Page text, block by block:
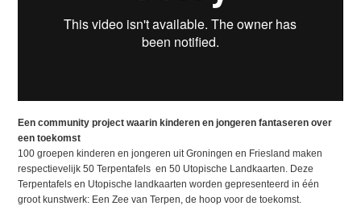
Een community project waarin kinderen en jongeren fantaseren over
een toekomst
100 groepen kinderen en jongeren uit Groningen en Friesland maken
respectievelijk 50 Terpentafels en 50 Utopische Landkaarten. Deze
Terpentafels en Utopische landkaarten worden gepresenteerd in één
groot kunstwerk: Een Zee van Terpen, de hoop voor de toekomst.